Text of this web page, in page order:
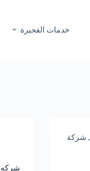
خدمات الفجيرة
, شركة